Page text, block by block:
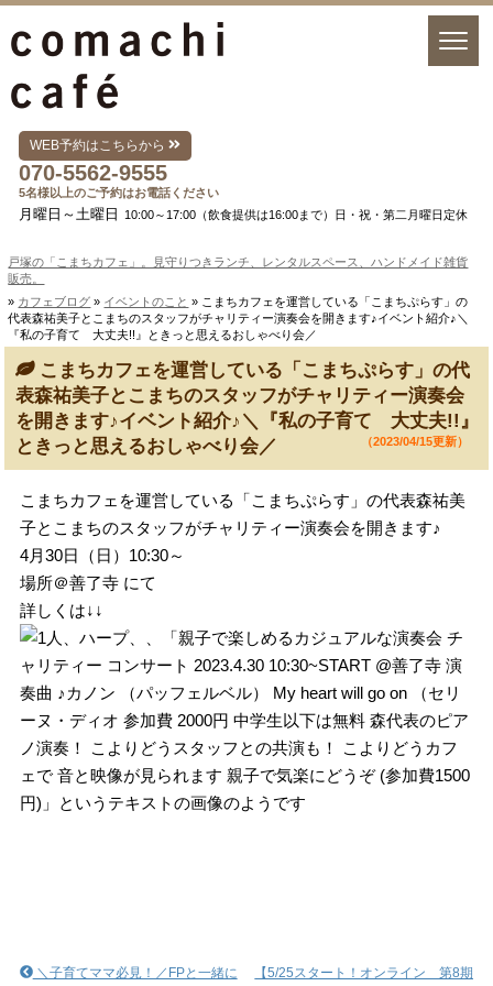
WEB予約はこちらから
070-5562-9555
5名様以上のご予約はお電話ください
月曜日～土曜日 10:00～17:00（飲食提供は16:00まで）日・祝・第二月曜日定休
戸塚の「こまちカフェ」。見守りつきランチ、レンタルスペース、ハンドメイド雑貨
販売。
» カフェブログ » イベントのこと » こまちカフェを運営している「こまちぷらす」の
代表森祐美子とこまちのスタッフがチャリティー演奏会を開きます♪イベント紹介♪＼
『私の子育て 大丈夫!!』ときっと思えるおしゃべり会／
こまちカフェを運営している「こまちぷらす」の代
表森祐美子とこまちのスタッフがチャリティー演奏会
を開きます♪イベント紹介♪＼『私の子育て 大丈夫!!』
ときっと思えるおしゃべり会／
（2023/04/15更新）
こまちカフェを運営している「こまちぷらす」の代表森祐美
子とこまちのスタッフがチャリティー演奏会を開きます♪
4月30日（日）10:30～
場所＠善了寺 にて
詳しくは↓↓
【5/25スタート！オンライン 第8期
＼子育てママ必見！／FPと一緒に